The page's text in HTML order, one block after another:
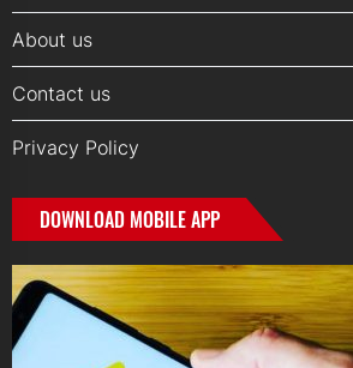
About us
Contact us
Privacy Policy
DOWNLOAD MOBILE APP